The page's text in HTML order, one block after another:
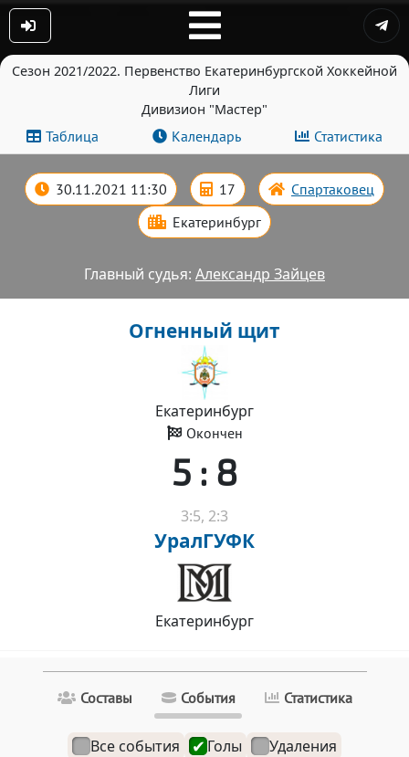
Сезон 2021/2022. Первенство Екатеринбургской Хоккейной
Лиги
Дивизион "Мастер"
Таблица Календарь Статистика
30.11.2021 11:30 17 Спартаковец
Екатеринбург
Главный судья: Александр Зайцев
Огненный щит
Екатеринбург
Окончен
5 : 8
3:5, 2:3
УралГУФК
Екатеринбург
Составы События Статистика
Все события Голы
Удаления